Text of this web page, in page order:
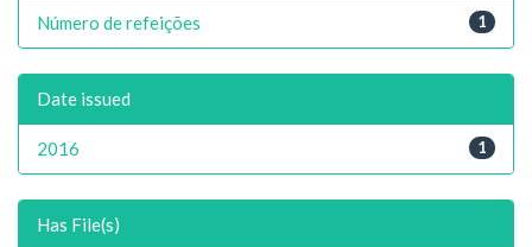
1
Número de refeições
Date issued
1
2016
Has File(s)